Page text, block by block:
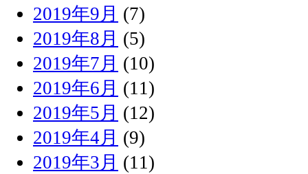
2019年9月 (7)
2019年8月 (5)
2019年7月 (10)
2019年6月 (11)
2019年5月 (12)
2019年4月 (9)
2019年3月 (11)